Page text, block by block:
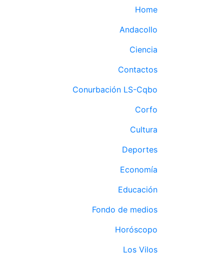
Home
Andacollo
Ciencia
Contactos
Conurbación LS-Cqbo
Corfo
Cultura
Deportes
Economía
Educación
Fondo de medios
Horóscopo
Los Vilos